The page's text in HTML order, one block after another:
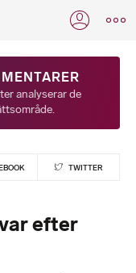
analyserar de
TWITTER
efter